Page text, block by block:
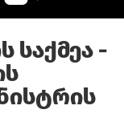
საქმეა -